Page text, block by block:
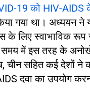
19 को HIV-
गया था। अध्ययन ने
के लिए स्वाभाविक रूप
में इस तरह के
चीन सहित कई देशों ने
दवा का उपयोग